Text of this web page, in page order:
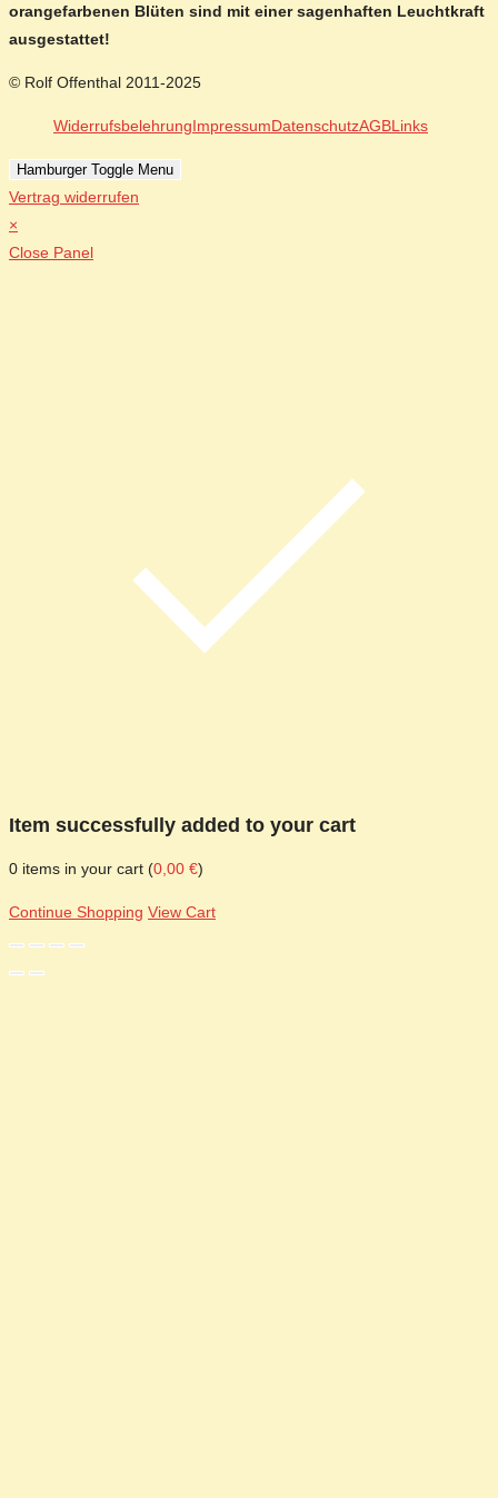
orangefarbenen Blüten sind mit einer sagenhaften Leuchtkraft
ausgestattet!
© Rolf Offenthal 2011-2025
WiderrufsbelehrungImpressumDatenschutzAGBLinks
Hamburger Toggle Menu
Vertrag widerrufen
×
Close Panel
Item successfully added to your cart
0 items in your cart (0,00 €)
Continue Shopping View Cart